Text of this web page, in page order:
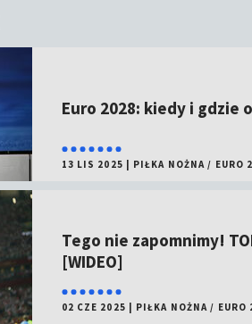
Euro 2028: kiedy i gdzie
13 LIS 2025 PIŁKA NOŻNA / EURO
Tego nie zapomnimy!
[WIDEO]
02 CZE 2025 PIŁKA NOŻNA / EURO